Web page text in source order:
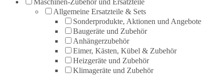
Allgemeine Ersatzteile & Sets
Sonderprodukte, Aktionen und Angebote
Baugeräte und Zubehör
Anhängerzubehör
Eimer, Kästen, Kübel & Zubehör
Heizgeräte und Zubehör
Klimageräte und Zubehör